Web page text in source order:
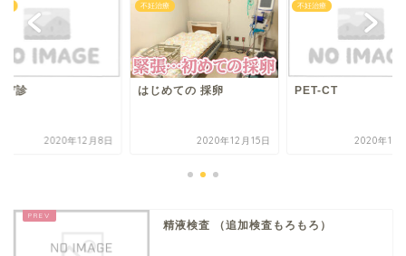
デ診
2020年12月8日
不妊治療
はじめての 採卵
2020年12月15日
不妊治療
PET-CT
2020年10
精液検査 （追加検査もろもろ）